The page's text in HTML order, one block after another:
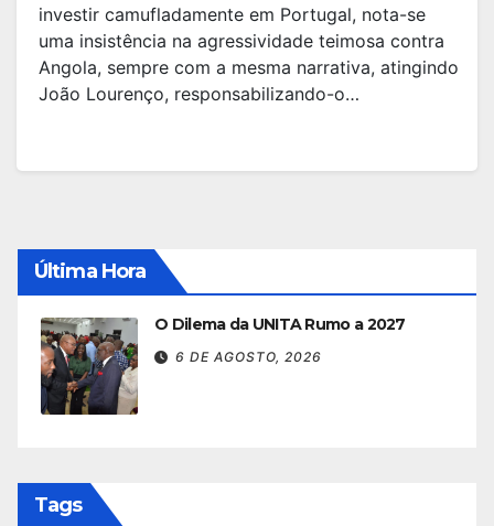
investir camufladamente em Portugal, nota-se
uma insistência na agressividade teimosa contra
Angola, sempre com a mesma narrativa, atingindo
João Lourenço, responsabilizando-o…
Última Hora
O Dilema da UNITA Rumo a 2027
6 DE AGOSTO, 2026
Tags